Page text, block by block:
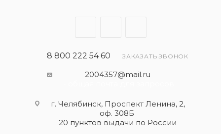
8 800 222 54 60 ЗАКАЗАТЬ ЗВОНОК
2004357@mail.ru
г. Челябинск, Проспект Ленина, 2,
оф. 308Б
20 пунктов выдачи по России